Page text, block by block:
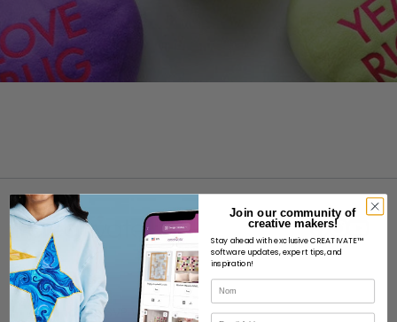
À PROPOS
À propos de SVP Worldwide
Join our community of
creative makers!
Stay ahead with exclusive CREATIVATE™
software updates, expert tips, and
inspiration!
Nom
Courriel